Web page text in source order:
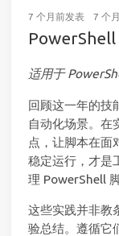
7 个月前发表 7 个
适用于
回顾这一年的技
自动化场景。在
点，让脚本在面
稳定运行，才是
理 PowerShell
这些实践并非教
验总结。遵循它